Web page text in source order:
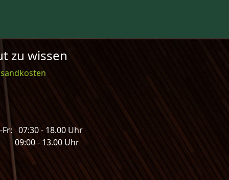
zu wissen
Fr: 07:30 - 18.00 Uhr
09:00 - 13.00 Uhr